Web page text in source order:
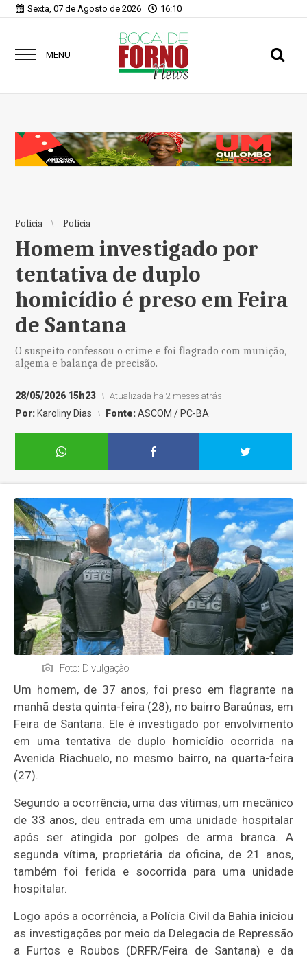
Sexta, 07 de Agosto de 2026 16:10
MENU
Polícia Polícia
Homem investigado por
tentativa de duplo
homicídio é preso em Feira
de Santana
O suspeito confessou o crime e foi flagrado com munição,
algema e balança de precisão.
28/05/2026 15h23 Atualizada há 2 meses atrás
Por: Karoliny Dias Fonte:ASCOM / PC-BA
Foto: Divulgação
Um homem, de 37 anos, foi preso em flagrante na
manhã desta quinta-feira (28), no bairro Baraúnas, em
Feira de Santana. Ele é investigado por envolvimento
em uma tentativa de duplo homicídio ocorrida na
Avenida Riachuelo, no mesmo bairro, na quarta-feira
(27).
Segundo a ocorrência, uma das vítimas, um mecânico
de 33 anos, deu entrada em uma unidade hospitalar
após ser atingida por golpes de arma branca. A
segunda vítima, proprietária da oficina, de 21 anos,
também foi ferida e socorrida para uma unidade
hospitalar.
Logo após a ocorrência, a Polícia Civil da Bahia iniciou
as investigações por meio da Delegacia de Repressão
a Furtos e Roubos (DRFR/Feira de Santana) e da